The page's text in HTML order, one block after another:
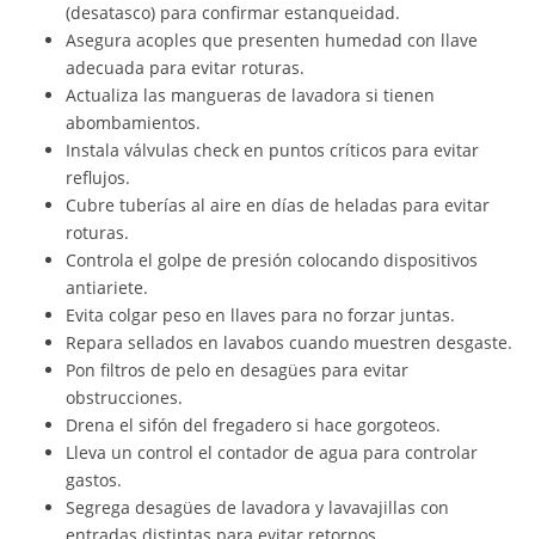
(desatasco) para confirmar estanqueidad.
Asegura acoples que presenten humedad con llave
adecuada para evitar roturas.
Actualiza las mangueras de lavadora si tienen
abombamientos.
Instala válvulas check en puntos críticos para evitar
reflujos.
Cubre tuberías al aire en días de heladas para evitar
roturas.
Controla el golpe de presión colocando dispositivos
antiariete.
Evita colgar peso en llaves para no forzar juntas.
Repara sellados en lavabos cuando muestren desgaste.
Pon filtros de pelo en desagües para evitar
obstrucciones.
Drena el sifón del fregadero si hace gorgoteos.
Lleva un control el contador de agua para controlar
gastos.
Segrega desagües de lavadora y lavavajillas con